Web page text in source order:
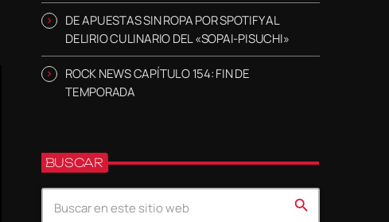
DE APUESTAS SIN ROPA POR SPOTIFY AL
DELIRIO CULINARIO DEL «SOPAI-PISUCHI»
ROCK NEWS CAPÍTULO 154: FIN DE
TEMPORADA
BUSCAR
search